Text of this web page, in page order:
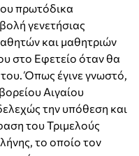
πρωτόδικα
γενετήσιας
και μαθητριών
στο Εφετείο όταν θα
Όπως έγινε γνωστό,
Αιγαίου
την υπόθεση και
του Τριμελούς
το οποίο τον